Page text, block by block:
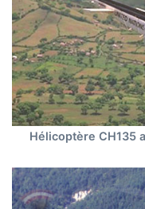
Hélicoptère CH135